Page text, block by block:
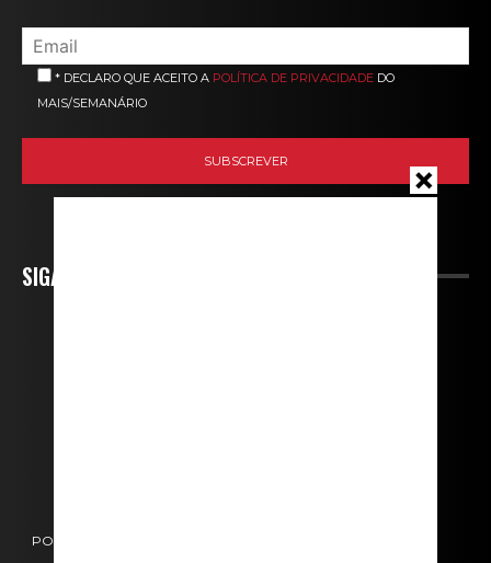
* DECLARO QUE ACEITO A POLÍTICA DE PRIVACIDADE DO
MAIS/SEMANÁRIO
SIGA-NOS
POLÍTICA DE COOKIES